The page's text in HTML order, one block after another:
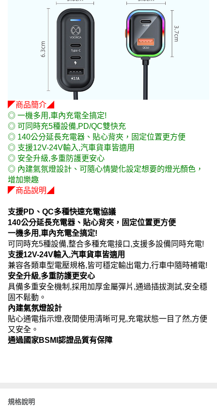
◤商品簡介◢
◎ 一機多用,車內充電全搞定!
◎ 可同時充5種設備,PD/QC雙快充
◎ 140公分延長充電器、貼心背夾，固定位置更方便
◎ 支援12V-24V輸入,汽車貨車皆適用
◎ 安全升級,多重防護更安心
◎ 內建氣氛燈設計、可隨心情變化設定想要的燈光顏色，
增加樂趣
◤商品說明◢
支援PD、QC多種快速充電協議
140公分延長充電器、貼心背夾，固定位置更方便
一機多用,車內充電全搞定!
可同時充5種設備,整合多種充電接口,支援多設備同時充電!
支援12V-24V輸入,汽車貨車皆適用
兼容各類車型電壓規格,皆可穩定輸出電力,行車中隨時補電!
安全升級,多重防護更安心
具備多重安全機制,採用加厚金屬彈片,通過插拔測試,安全穩
固不鬆動。
內建氣氛燈設計
貼心通電指示燈,夜間使用清晰可見,充電狀態一目了然,方便
又安全。
通過國家BSMI認證品質有保障
規格說明